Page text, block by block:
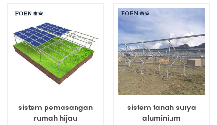
anti-pencurian sangat baik.
berbagai jenis pintu untuk
memenuhi berbagai
kebutuhan arsitektur.
sistem pemasangan
rumah hijau
sistem tanah surya
aluminium